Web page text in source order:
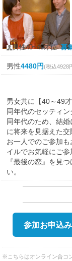
男性40~49才位募
男性4480円(税込4928
男女共に【40～49
同年代のセッティン
同年代のため、結
に将来を見据えた交
お一人でのご参加
イルでお気軽にご参
『最後の恋』を見
い。
参加お申込み
※こちらはオンライン合コ